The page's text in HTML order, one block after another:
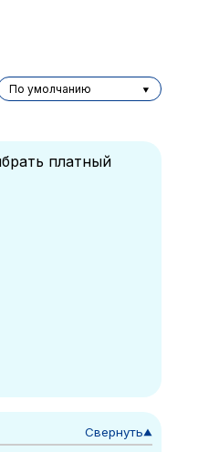
По умолчанию
платный
Свернуть▼